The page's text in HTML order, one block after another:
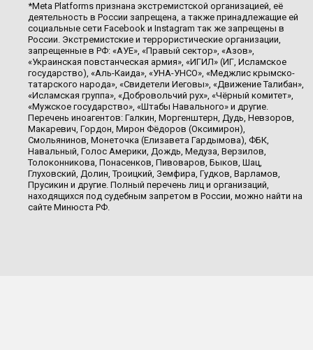
*Meta Platforms признана экстремистской организацией, её
деятельность в России запрещена, а также принадлежащие ей
социальные сети Facebook и Instagram так же запрещены в
России. Экстремистские и террористические организации,
запрещенные в РФ: «АУЕ», «Правый сектор», «Азов»,
«Украинская повстанческая армия», «ИГИЛ» (ИГ, Исламское
государство), «Аль-Каида», «УНА-УНСО», «Меджлис крымско-
татарского народа», «Свидетели Иеговы», «Движение Талибан»,
«Исламская группа», «Добровольчий рух», «Чёрный комитет»,
«Мужское государство», «Штабы Навального» и другие.
Перечень иноагентов: Галкин, Моргенштерн, Дудь, Невзоров,
Макаревич, Гордон, Мирон Фёдоров (Оксимирон),
Смольянинов, Монеточка (Елизавета Гардымова), ФБК,
Навальный, Голос Америки, Дождь, Медуза, Верзилов,
Толоконникова, Понасенков, Пивоваров, Быков, Шац,
Глуховский, Долин, Троицкий, Земфира, Гудков, Варламов,
Прусикин и другие. Полный перечень лиц и организаций,
находящихся под судебным запретом в России, можно найти на
сайте Минюста РФ.